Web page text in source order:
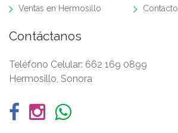
Ventas en Hermosillo
Contacto
Contáctanos
Teléfono Celular: 662 169 0899
Hermosillo, Sonora